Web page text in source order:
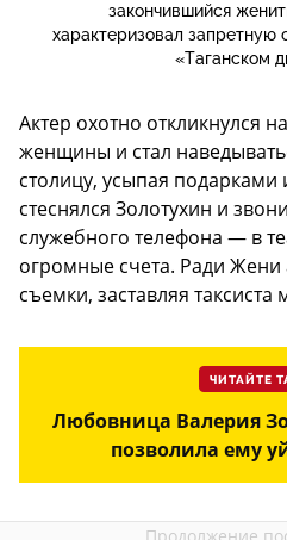
закончившийся
характеризовал запретную
«Таганском
Актер охотно откликнулся
женщины и стал
столицу, усыпая
стеснялся Золотухин и
служебного телефона — в
огромные счета. Ради Жени
съемки, заставляя
ЧИТАЙТЕ
Любовница Валерия
позволила ему